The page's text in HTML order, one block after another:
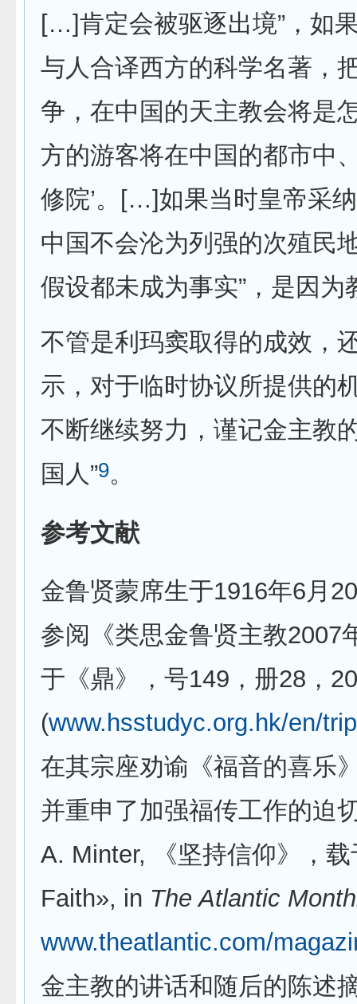
[…]肯定会被驱逐出境”，如
与人合译西方的科学名著，
争，在中国的天主教会将是
方的游客将在中国的都市中
修院’。[…]如果当时皇帝采
中国不会沦为列强的次殖民
假设都未成为事实”，是因为
不管是利玛窦取得的成效，
示，对于临时协议所提供的
不断继续努力，谨记金主教
国人”9。
参考文献
金鲁贤蒙席生于1916年6月
参阅《类思金鲁贤主教2007
于《鼎》，号149，册28，
(www.hsstudyc.org.hk/en/
在其宗座劝谕《福音的喜乐
并重申了加强福传工作的迫
A. Minter, 《坚持信仰》，
Faith», in The Atlantic
www.theatlantic.com/
金主教的讲话和随后的陈述